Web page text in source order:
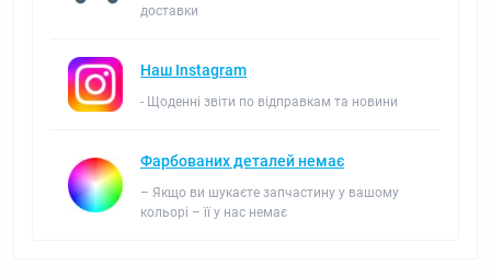
доставки
Наш Instagram
- Щоденні звіти по відправкам та новини
Фарбованих деталей немає
– Якщо ви шукаєте запчастину у вашому
кольорі – її у нас немає